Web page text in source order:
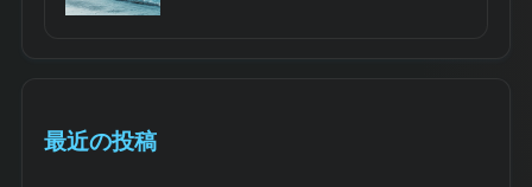
最近の投稿